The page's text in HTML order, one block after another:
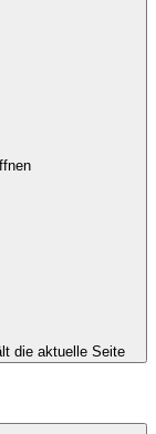
die aktuelle Seite